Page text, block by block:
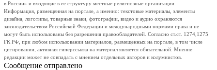
в России» и входящие в ее структуру местные религиозные организации.
Информация, размещенная на портале, а именно: текстовые материалы, элементы
дизайна, логотипы, товарные знаки, фотографии, видео и аудио охраняются
законодательством Российской Федерации и международными нормами права и не
могут быть использованы без разрешения правообладателей. Согласно ст.ст. 1274,1275
ГК РФ, при любом использовании материалов, размещенных на портале, в том числе
цитировании, активная гиперссылка на материал является обязательной. Мнение
редакции может не совпадать с мнением отдельных авторов и колумнистов.
Сообщение отправлено